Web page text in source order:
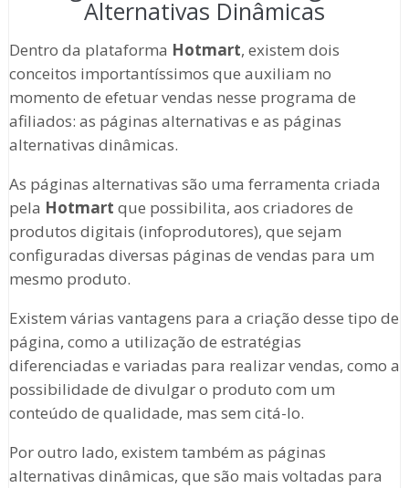
Alternativas Dinâmicas
Dentro da plataforma Hotmart, existem dois
conceitos importantíssimos que auxiliam no
momento de efetuar vendas nesse programa de
afiliados: as páginas alternativas e as páginas
alternativas dinâmicas.
As páginas alternativas são uma ferramenta criada
pela Hotmart que possibilita, aos criadores de
produtos digitais (infoprodutores), que sejam
configuradas diversas páginas de vendas para um
mesmo produto.
Existem várias vantagens para a criação desse tipo de
página, como a utilização de estratégias
diferenciadas e variadas para realizar vendas, como a
possibilidade de divulgar o produto com um
conteúdo de qualidade, mas sem citá-lo.
Por outro lado, existem também as páginas
alternativas dinâmicas, que são mais voltadas para